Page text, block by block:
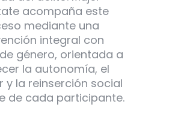
acompaña este
mediante una
integral con
género, orientada a
la autonomía, el
y la reinserción social
de cada participante.